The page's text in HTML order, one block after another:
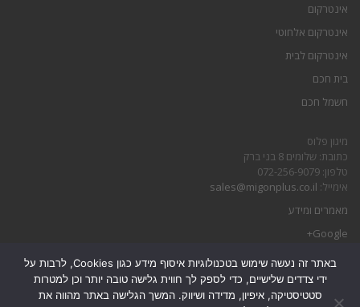
אינטרקום
אינטרקום אלחוטי
אינטרקום לבית
בית חכם
חשמל חכם
מיגון פלוס
כתובת: שלומים 8 בני ברק
טלפון: 072-256-9079
אימייל: sales@migonplus.co.il
מאמרים ומידע
Google+
מדיניות פרטיות
באתר זה נעשה שימוש בטכנולוגיות איסוף מידע כגון Cookies, לרבות על
ידי צדדים שלישיים, כדי לספק לך חווית גלישה טובה יותר וכן למטרות
סטטיסטיקה, איפיון, מדידה ושיווק. המשך הגלישה באתר מהווה את